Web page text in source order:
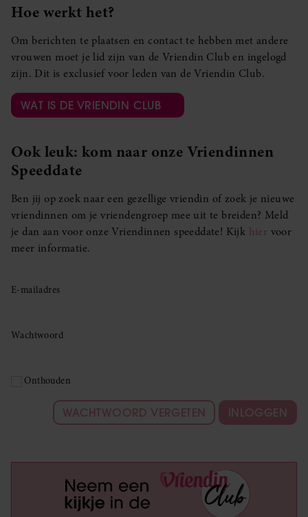
Hoe werkt het?
Om berichten te plaatsen en contact te hebben met andere
vrouwen moet je lid zijn van de Vriendin Club en ingelogd
zijn. Dit is exclusief voor leden van de Vriendin Club.
WAT IS DE VRIENDIN CLUB
Ook leuk: kom naar onze Vriendinnen
Speeddate
Ben jij op zoek naar een gezellige vriendin of zoek je nieuwe
vriendinnen om je vriendengroep mee uit te breiden? Meld
je dan aan voor onze Vriendinnen speeddate! Kijk hier voor
meer informatie.
E-mailadres
Wachtwoord
Onthouden
WACHTWOORD VERGETEN INLOGGEN